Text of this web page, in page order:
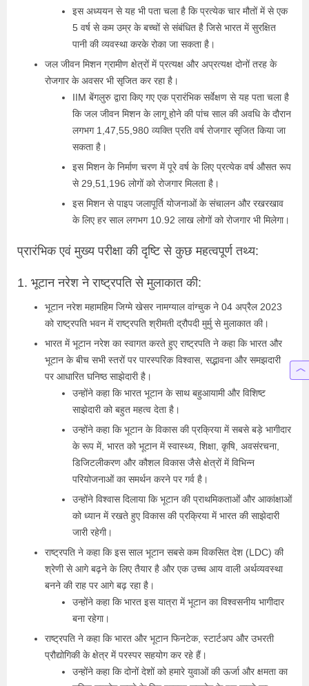
इस अध्ययन से यह भी पता चला है कि प्रत्येक चार मौतों में से एक
5 वर्ष से कम उम्र के बच्चों से संबंधित है जिसे भारत में सुरक्षित
पानी की व्यवस्था करके रोका जा सकता है।
जल जीवन मिशन ग्रामीण क्षेत्रों में प्रत्यक्ष और अप्रत्यक्ष दोनों तरह के
रोजगार के अवसर भी सृजित कर रहा है।
IIM बेंगलुरु द्वारा किए गए एक प्रारंभिक सर्वेक्षण से यह पता चला है
कि जल जीवन मिशन के लागू होने की पांच साल की अवधि के दौरान
लगभग 1,47,55,980 व्यक्ति प्रति वर्ष रोजगार सृजित किया जा
सकता है।
इस मिशन के निर्माण चरण में पूरे वर्ष के लिए प्रत्येक वर्ष औसत रूप
से 29,51,196 लोगों को रोजगार मिलता है।
इस मिशन से पाइप जलापूर्ति योजनाओं के संचालन और रखरखाव
के लिए हर साल लगभग 10.92 लाख लोगों को रोजगार भी मिलेगा।
प्रारंभिक एवं मुख्य परीक्षा की दृष्टि से कुछ महत्वपूर्ण तथ्य:
1. भूटान नरेश ने राष्ट्रपति से मुलाकात की:
भूटान नरेश महामहिम जिग्मे खेसर नामग्याल वांग्चुक ने 04 अप्रैल 2023
को राष्ट्रपति भवन में राष्ट्रपति श्रीमती द्रौपदी मुर्मु से मुलाकात की।
भारत में भूटान नरेश का स्वागत करते हुए राष्ट्रपति ने कहा कि भारत और
भूटान के बीच सभी स्तरों पर पारस्परिक विश्वास, सद्भावना और समझदारी
पर आधारित घनिष्ठ साझेदारी है।
उन्होंने कहा कि भारत भूटान के साथ बहुआयामी और विशिष्ट
साझेदारी को बहुत महत्व देता है।
उन्होंने कहा कि भूटान के विकास की प्रक्रिया में सबसे बड़े भागीदार
के रूप में, भारत को भूटान में स्वास्थ्य, शिक्षा, कृषि, अवसंरचना,
डिजिटलीकरण और कौशल विकास जैसे क्षेत्रों में विभिन्न
परियोजनाओं का समर्थन करने पर गर्व है।
उन्होंने विश्वास दिलाया कि भूटान की प्राथमिकताओं और आकांक्षाओं
को ध्यान में रखते हुए विकास की प्रक्रिया में भारत की साझेदारी
जारी रहेगी।
राष्ट्रपति ने कहा कि इस साल भूटान सबसे कम विकसित देश (LDC) की
श्रेणी से आगे बढ़ने के लिए तैयार है और एक उच्च आय वाली अर्थव्यवस्था
बनने की राह पर आगे बढ़ रहा है।
उन्होंने कहा कि भारत इस यात्रा में भूटान का विश्वसनीय भागीदार
बना रहेगा।
राष्ट्रपति ने कहा कि भारत और भूटान फिनटेक, स्टार्टअप और उभरती
प्रौद्योगिकी के क्षेत्र में परस्पर सहयोग कर रहे हैं।
उन्होंने कहा कि दोनों देशों को हमारे युवाओं की ऊर्जा और क्षमता का